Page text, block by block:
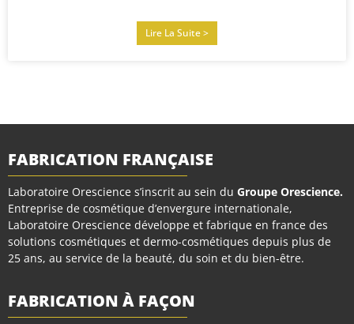
Lire La Suite >
FABRICATION FRANÇAISE
Laboratoire Orescience s’inscrit au sein du Groupe Orescience.
Entreprise de cosmétique d’envergure internationale,
Laboratoire Orescience développe et fabrique en france des
solutions cosmétiques et dermo-cosmétiques depuis plus de
25 ans, au service de la beauté, du soin et du bien-être.
FABRICATION À FAÇON